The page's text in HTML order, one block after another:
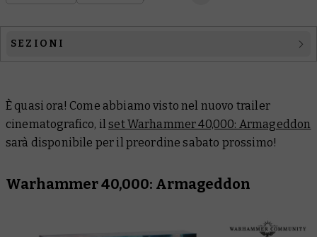
SEZIONI
Warhammer Plus
Black Library
È quasi ora! Come abbiamo visto nel nuovo trailer
cinematografico, ilset Warhammer 40,000: Armageddon
sarà disponibile per il preordine sabato prossimo!
Warhammer 40,000: Armageddon